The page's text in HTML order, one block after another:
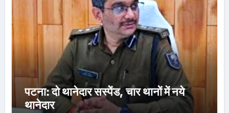
पटना: दो थानेदार सस्पेंड, चार थानों में नये
थानेदार